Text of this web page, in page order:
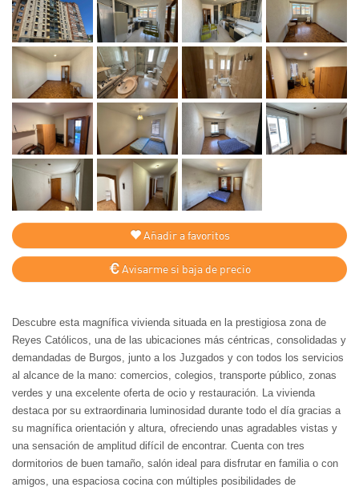
Añadir a favoritos
Avisarme si baja de precio
Descubre esta magnífica vivienda situada en la prestigiosa zona de
Reyes Católicos, una de las ubicaciones más céntricas, consolidadas y
demandadas de Burgos, junto a los Juzgados y con todos los servicios
al alcance de la mano: comercios, colegios, transporte público, zonas
verdes y una excelente oferta de ocio y restauración. La vivienda
destaca por su extraordinaria luminosidad durante todo el día gracias a
su magnífica orientación y altura, ofreciendo unas agradables vistas y
una sensación de amplitud difícil de encontrar. Cuenta con tres
dormitorios de buen tamaño, salón ideal para disfrutar en familia o con
amigos, una espaciosa cocina con múltiples posibilidades de